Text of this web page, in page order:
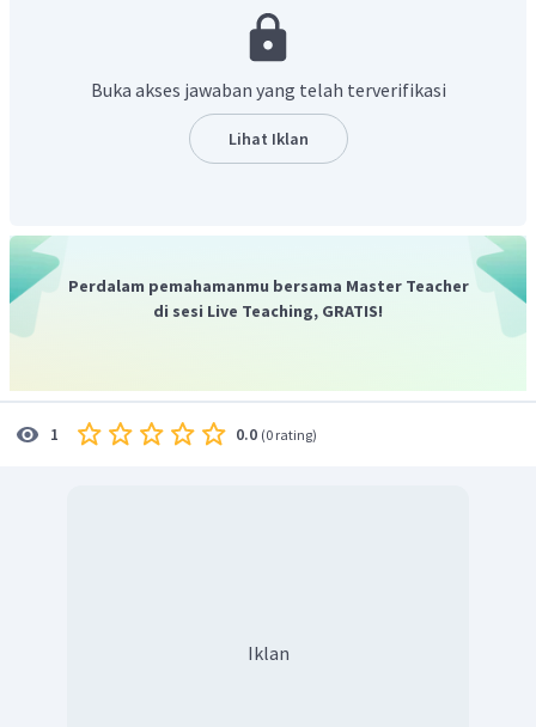
keton, sedangkan alkohol tersier tidak teroksidasi.
Persamaan reaksi yang terjadi antara senyawa alkohol
R K2Cr2 O 7 atau CrO3
Buka akses jawaban yang telah terverifikasi
Lihat Iklan
Perdalam pemahamanmu bersama Master Teacher
di sesi Live Teaching, GRATIS!
1 0.0 (0 rating)
Iklan